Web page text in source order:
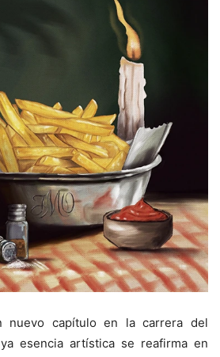
nuevo capítulo en la carrera del
esencia artística se reafirma en